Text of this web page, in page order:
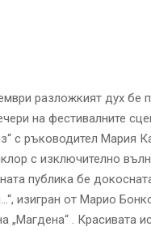
разложкият дух бе
на фестивалните
с ръководител Мария
с изключително
публика бе
изигран от Марио
„Магдена“ . Красивата